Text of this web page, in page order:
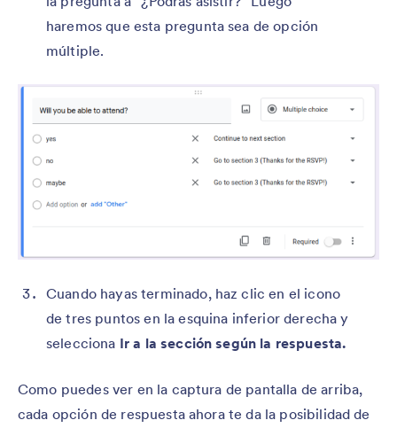
haremos que esta pregunta sea de opción
múltiple.
Cuando hayas terminado, haz clic en el icono
de tres puntos en la esquina inferior derecha y
selecciona Ir a la sección según la respuesta.
Como puedes ver en la captura de pantalla de arriba,
cada opción de respuesta ahora te da la posibilidad de